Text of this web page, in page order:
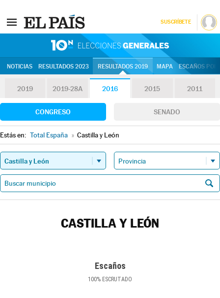
SUSCRÍBETE
NOTICIAS RESULTADOS 2023 RESULTADOS 2019 MAPA ESCAÑOS
2019 2019-28A 2016 2015 2011
CONGRESO SENADO
Estás en: Total España » Castilla y León
CASTILLA Y LEÓN
Escaños
100% ESCRUTADO